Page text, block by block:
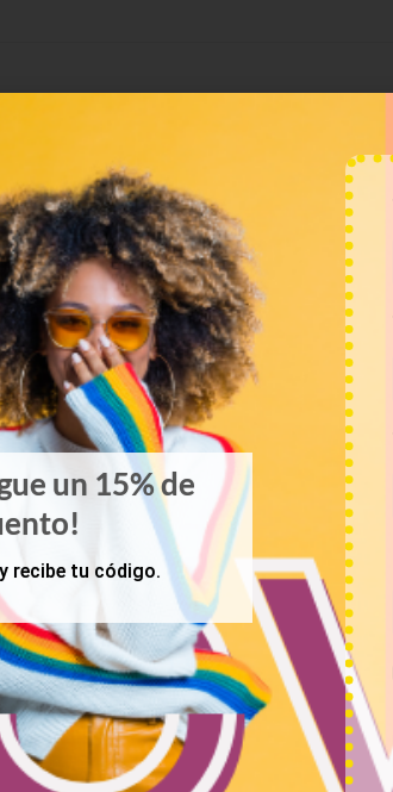
RELATED
OTOÑO-INVIERNO
denim 9€/kg
Mix de
un 15% de
recibe tu código.